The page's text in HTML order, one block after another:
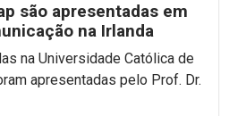
são apresentadas em
na Irlanda
na Universidade Católica de
apresentadas pelo Prof. Dr.